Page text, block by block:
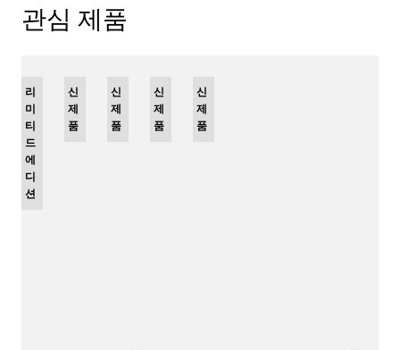
관심 제품
리
미
티
드
에
디
션
신
제
품
신
제
품
신
제
품
신
제
품